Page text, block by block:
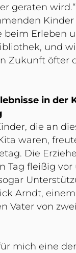
geraten wird.“
beim Erleben
und
Zukunft öfter
in der
die an
waren,
Die
Tag fleißig vor
Arndt,
Vater von
mich eine der